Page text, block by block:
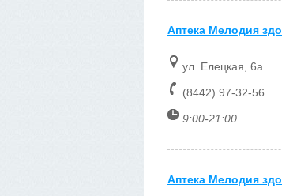
Аптека Мелодия
ул. Елецкая, 6а
(8442) 97-32-56
9:00-21:00
Аптека Мелодия